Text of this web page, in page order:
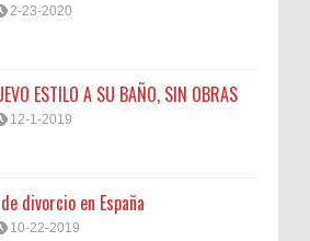
2-23-2020
ESTILO A SU BAÑO, SIN OBRAS
12-1-2019
divorcio en España
10-22-2019